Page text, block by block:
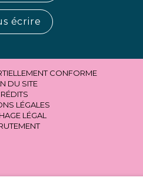
écrire
CONFORME
DU SITE
LÉGALES
LÉGAL